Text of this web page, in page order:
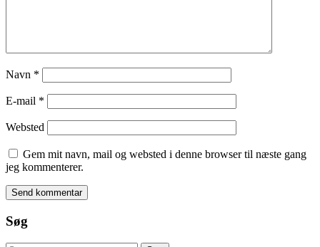
Navn *
E-mail *
Websted
Gem mit navn, mail og websted i denne browser til næste gang
jeg kommenterer.
Søg